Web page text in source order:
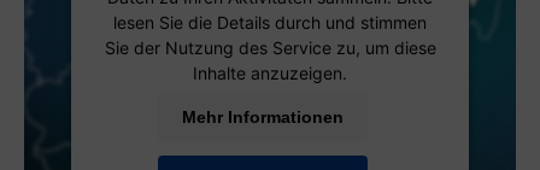
lesen Sie die Details durch und stimmen
Sie der Nutzung des Service zu, um diese
Inhalte anzuzeigen.
Mehr Informationen